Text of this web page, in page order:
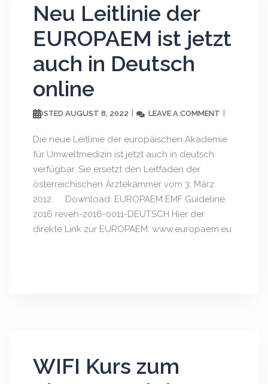
Neu Leitlinie der
EUROPAEM ist jetzt
auch in Deutsch
online
POSTED AUGUST 8, 2022 LEAVE A COMMENT
Die neue Leitlinie der europäischen Akademie
für Umweltmedizin ist jetzt auch in deutsch
verfügbar. Sie ersetzt den Leitfaden der
österreichischen Ärztekammer vom 3. März
2012. Download: EUROPAEM EMF Guideline
2016 reveh-2016-0011-DEUTSCH Hier der
direkte Link zur EUROPAEM: www.europaem.eu
WIFI Kurs zum